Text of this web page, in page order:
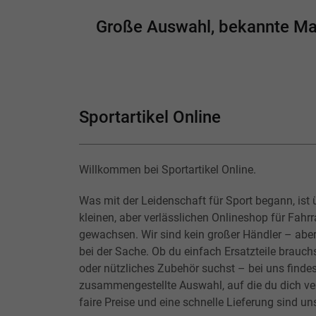
Große Auswahl, bekannte
Sportartikel Online
Willkommen bei Sportartikel Online.
Was mit der Leidenschaft für Sport begann, ist
kleinen, aber verlässlichen Onlineshop für
gewachsen. Wir sind kein großer Händler –
bei der Sache. Ob du einfach Ersatzteile
oder nützliches Zubehör suchst – bei uns
zusammengestellte Auswahl, auf die du dich
faire Preise und eine schnelle Lieferung sind